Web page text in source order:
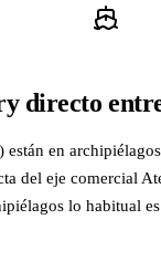
directo
están en
del eje comercial
lo habitual